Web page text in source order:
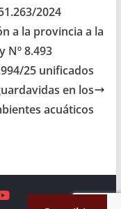
2024
a la provincia a la
Nº 8.493
25 unificados
en los
acuáticos